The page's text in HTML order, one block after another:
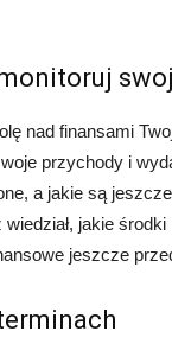
nad finansami
przychody i
a jakie są
jakie
jeszcze